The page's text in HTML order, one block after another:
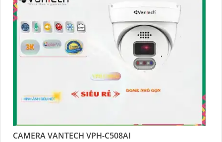
CAMERA VANTECH VPH-C508AI